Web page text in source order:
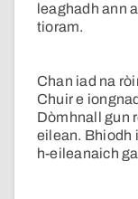
leaghadh ann
tioram.
Chan iad na
Chuir e
Dòmhnall gun
eilean. Bhiodh
h-eileanaich